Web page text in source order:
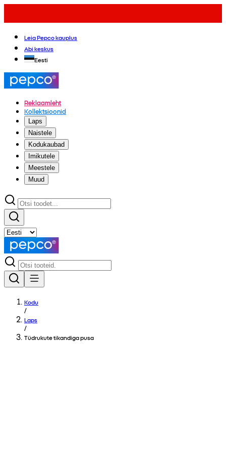
Leia Pepco kauplus
Abi keskus
Eesti
Reklaamleht
Kollektsioonid
Laps
Naistele
Kodukaubad
Imikutele
Meestele
Muud
Kodu
/
Laps
/
Tüdrukute tikandiga pusa